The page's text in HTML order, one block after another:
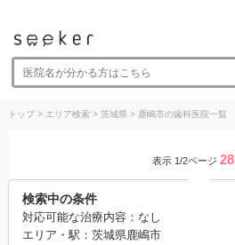
トップ> エリア検索> 茨城県 > 鹿嶋市の歯科医院一覧
表示 1/2ページ 28
検索中の条件
対応可能な治療内容：なし
エリア・駅：茨城県鹿嶋市